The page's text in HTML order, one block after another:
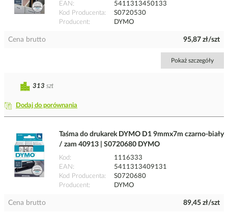
EAN
5411313450133
Kod Producenta
S0720530
Producent
DYMO
Cena brutto 95,87 zł/szt
Pokaż szczegóły
Dodaj do porównania
313 szt
Taśma do drukarek DYMO D1 9mmx7m czarno-biały
/ zam 40913 | S0720680 DYMO
Kod
1116333
EAN
5411313409131
Kod Producenta
S0720680
Producent
DYMO
Cena brutto 89,45 zł/szt